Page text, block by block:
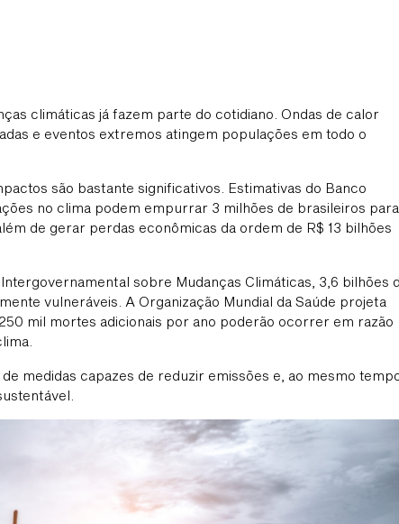
climáticas já fazem parte do cotidiano. Ondas de calor
e eventos extremos atingem populações em todo o
são bastante significativos. Estimativas do Banco
no clima podem empurrar 3 milhões de brasileiros
de gerar perdas econômicas da ordem de R$ 13 bilhões
sobre Mudanças Climáticas, 3,6 bilhões
vulneráveis. A Organização Mundial da Saúde projeta
mil mortes adicionais por ano poderão ocorrer em razão
medidas capazes de reduzir emissões e, ao mesmo